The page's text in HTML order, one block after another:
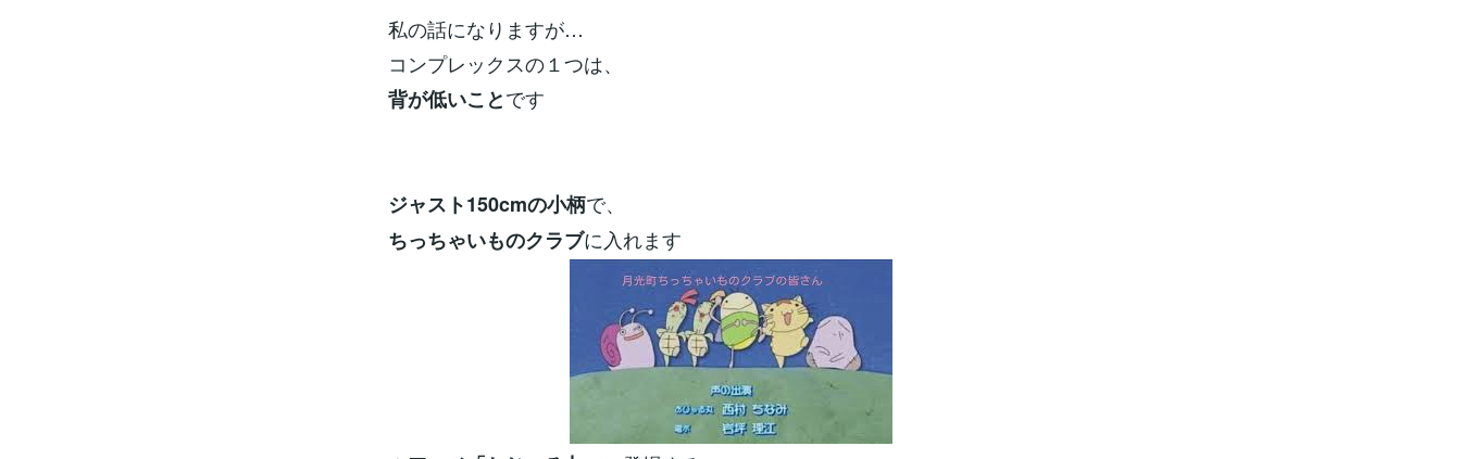
私の話になりますが…
コンプレックスの１つは、
背が低いことです
ジャスト150cmの小柄で、
ちっちゃいものクラブに入れます